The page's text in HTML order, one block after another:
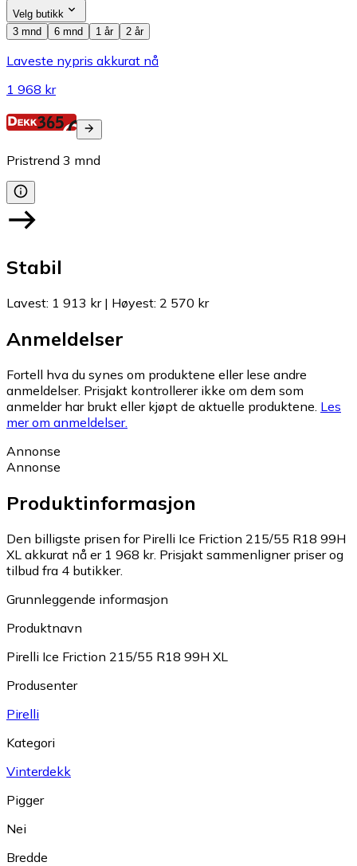
Velg butikk
3 mnd
6 mnd 1 år 2 år
Laveste nypris akkurat nå
1 968 kr
Pristrend 3 mnd
Stabil
Lavest: 1 913 kr| Høyest: 2 570 kr
Anmeldelser
Fortell hva du synes om produktene eller lese andre
anmeldelser. Prisjakt kontrollerer ikke om dem som
anmelder har brukt eller kjøpt de aktuelle produktene. Les
mer om anmeldelser.
Annonse
Annonse
Produktinformasjon
Den billigste prisen for Pirelli Ice Friction 215/55 R18 99H
XL akkurat nå er 1 968 kr. Prisjakt sammenligner priser og
tilbud fra 4 butikker.
Grunnleggende informasjon
Produktnavn
Pirelli Ice Friction 215/55 R18 99H XL
Produsenter
Pirelli
Kategori
Vinterdekk
Pigger
Nei
Bredde